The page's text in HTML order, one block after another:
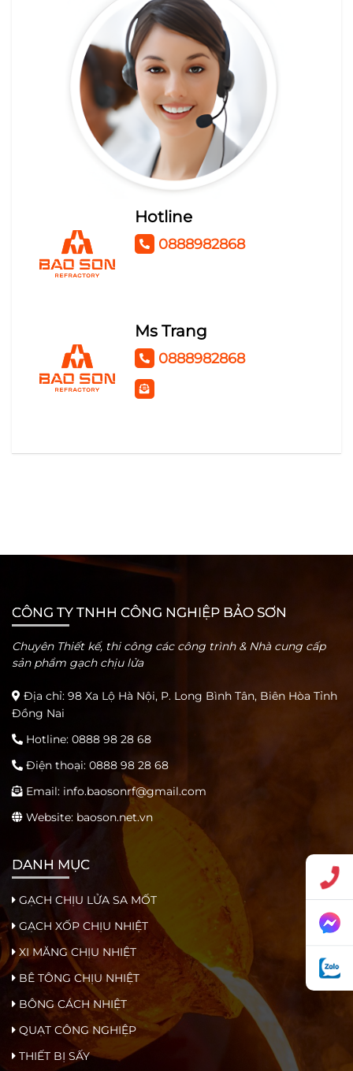
BÔNG KHOÁNG CÁCH NHIỆT
ROCK WOOL
BÔNG THỦY TINH CÓ BẠC
KEO THỦY TINH SILICAT
TỦ ĐIỆNHotline
0888982868
Ms Trang
0888982868
CÔNG TY TNHH CÔNG NGHIỆP BẢO SƠN
Chuyên Thiết kế, thi công các công trình & Nhà cung cấp
sản phẩm gạch chịu lửa
Địa chỉ: 98 Xa Lộ Hà Nội, P. Long Bình Tân, Biên Hòa Tỉnh
Đồng Nai
Hotline: 0888 98 28 68
Điện thoại: 0888 98 28 68
Email: info.baosonrf@gmail.com
Website: baoson.net.vn
DANH MỤC
GẠCH CHỊU LỬA SA MỐT
GẠCH XỐP CHỊU NHIỆT
XI MĂNG CHỊU NHIỆT
BÊ TÔNG CHỊU NHIỆT
BÔNG CÁCH NHIỆT
QUẠT CÔNG NGHIỆP
THIẾT BỊ SẤY